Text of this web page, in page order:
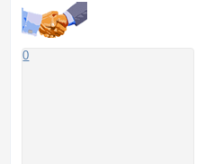
0